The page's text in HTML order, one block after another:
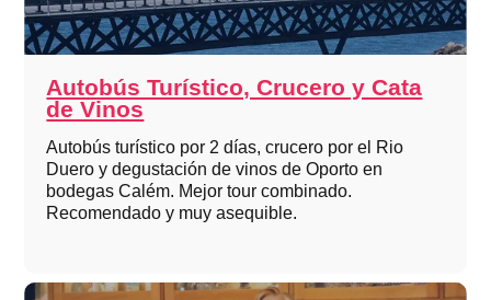
Autobús Turístico, Crucero y Cata
de Vinos
Autobús turístico por 2 días, crucero por el Rio
Duero y degustación de vinos de Oporto en
bodegas Calém. Mejor tour combinado.
Recomendado y muy asequible.